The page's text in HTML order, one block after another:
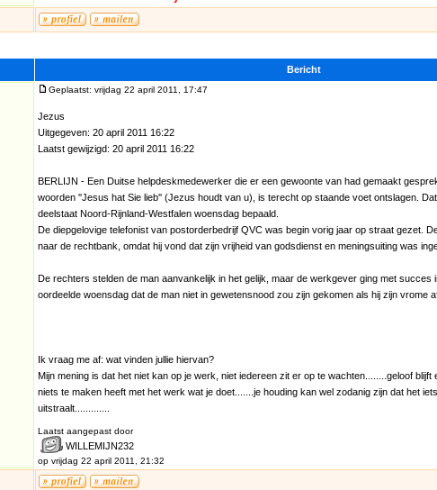
Bericht
Geplaatst: vrijdag 22 april 2011, 17:47
Jezus
Uitgegeven: 20 april 2011 16:22
Laatst gewijzigd: 20 april 2011 16:22
BERLIJN - Een Duitse helpdeskmedewerker die er een gewoonte van had gemaakt
woorden ''Jesus hat Sie lieb'' (Jezus houdt van u), is terecht op staande voet ontslagen.
deelstaat Noord-Rijnland-Westfalen woensdag bepaald.
De diepgelovige telefonist van postorderbedrijf QVC was begin vorig jaar op straat gezet.
naar de rechtbank, omdat hij vond dat zijn vrijheid van godsdienst en meningsuiting was
De rechters stelden de man aanvankelijk in het gelijk, maar de werkgever ging met succes
oordeelde woensdag dat de man niet in gewetensnood zou zijn gekomen als hij zijn vrome
Ik vraag me af: wat vinden jullie hiervan?
Mijn mening is dat het niet kan op je werk, niet iedereen zit er op te wachten........geloof blijft
niets te maken heeft met het werk wat je doet.......je houding kan wel zodanig zijn dat het
uitstraalt.............
Laatst aangepast door
WILLEMIJN232
op vrijdag 22 april 2011, 21:32